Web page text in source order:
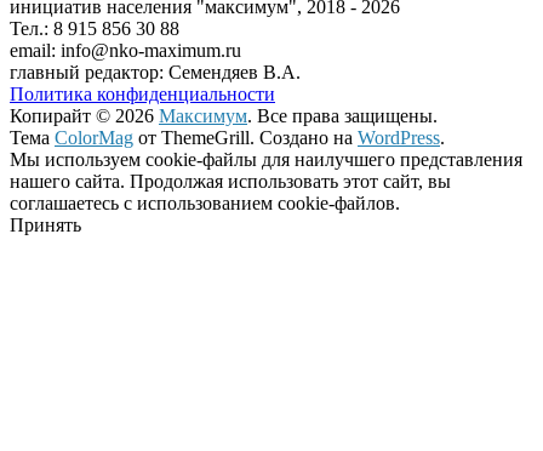
инициатив населения "максимум", 2018 - 2026
Тел.: 8 915 856 30 88
email: info@nko-maximum.ru
главный редактор: Семендяев В.А.
Политика конфиденциальности
Копирайт © 2026 Максимум. Все права защищены.
Тема ColorMag от ThemeGrill. Создано на WordPress.
Мы используем cookie-файлы для наилучшего представления
нашего сайта. Продолжая использовать этот сайт, вы
соглашаетесь с использованием cookie-файлов.
Принять